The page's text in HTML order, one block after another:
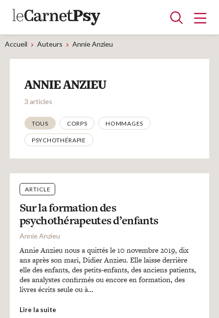
Articles
A la une
Adolescence
Dispositif
Enfance
Périnatalité
Psychanalyse
Psychopathologie
Soin
Dossiers
Blocs-notes
Recherches
Entretiens
Revues
Accueil Auteurs Annie Anzieu
ANNIE ANZIEU
3 articles
Thématiques
TOUS CORPS HOMMAGES
PSYCHOTHÉRAPIE
ARTICLE
Sur la formation des
psychothérapeutes d’enfants
Annie Anzieu
Annie Anzieu nous a quittés le 10 novembre 2019, dix
ans après son mari, Didier Anzieu. Elle laisse derrière
elle des enfants, des petits-enfants, des anciens patients,
des analystes confirmés ou encore en formation, des
livres écrits seule ou à…
Lire la suite